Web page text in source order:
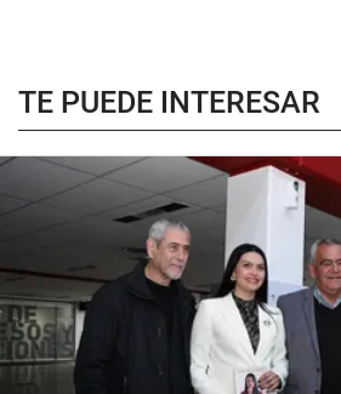
TE PUEDE INTERESAR